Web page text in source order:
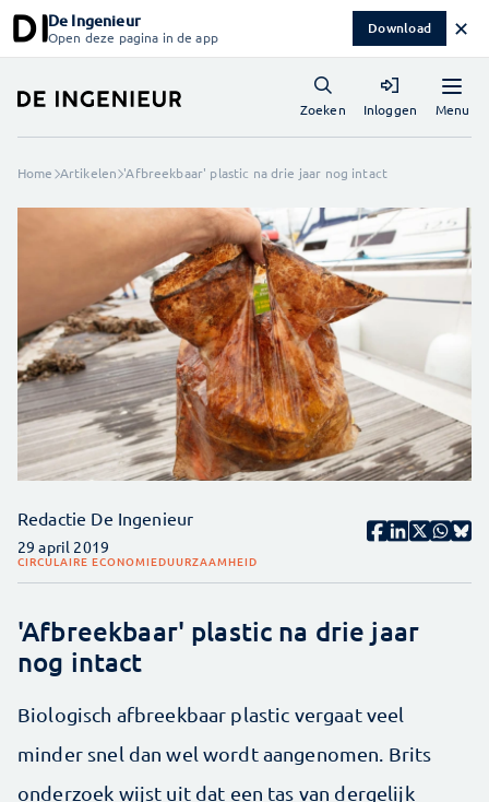
De Ingenieur
Open deze pagina in de app Download ✕
Menu
Zoeken Inloggen
Home Artikelen 'Afbreekbaar' plastic na drie jaar nog intact
Redactie De Ingenieur
29 april 2019
CIRCULAIRE ECONOMIEDUURZAAMHEID
'Afbreekbaar' plastic na drie jaar
nog intact
Biologisch afbreekbaar plastic vergaat veel
minder snel dan wel wordt aangenomen. Brits
onderzoek wijst uit dat een tas van dergelijk